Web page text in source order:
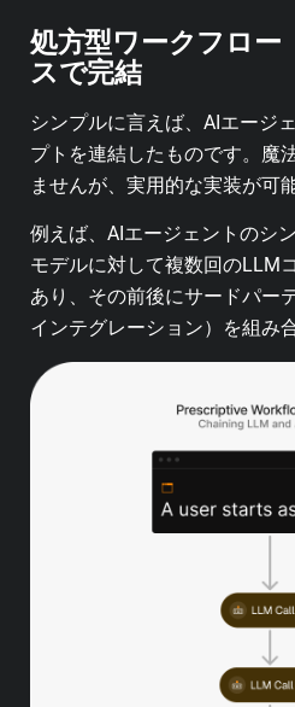
処方型ワークフロ
スで完結
シンプルに言えば、AIエージ
プトを連結したものです。魔
ませんが、実用的な実装が可
例えば、AIエージェントのシ
モデルに対して複数回のLLM
あり、その前後にサードパー
インテグレーション）を組み